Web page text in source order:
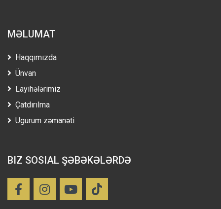
MƏLUMAT
Haqqımızda
Ünvan
Layihələrimiz
Çatdırılma
Ugurum zəmanəti
BIZ SOSIAL ŞƏBƏKƏLƏRDƏ